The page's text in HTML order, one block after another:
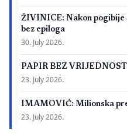
ŽIVINICE: Nakon
bez epiloga
30. July 2026.
PAPIR BEZ
23. July 2026.
IMAMOVIĆ: Milionska
23. July 2026.